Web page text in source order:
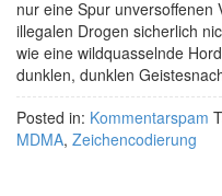
nur eine Spur unversoffenen
illegalen Drogen sicherlich
wie eine wildquasselnde
dunklen, dunklen
Posted in: Kommentarspam
MDMA, Zeichencodierung